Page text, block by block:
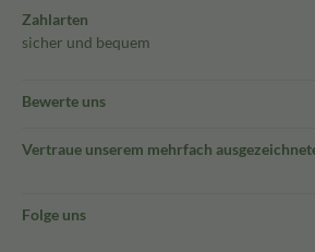
Zahlarten
sicher und bequem
Bewerte uns
Vertraue unserem mehrfach
Folge uns